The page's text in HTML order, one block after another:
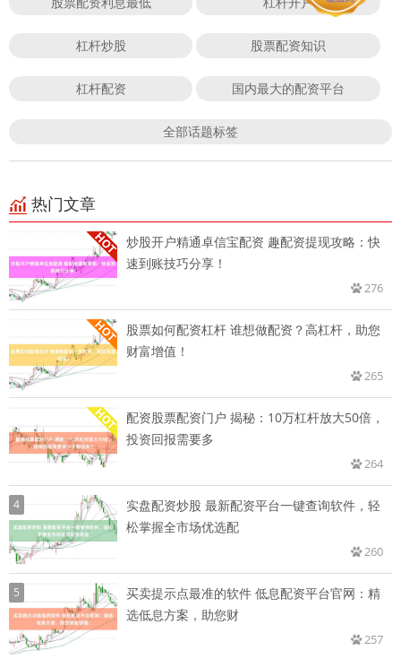
杠杆炒股 股票配资知识
杠杆配资 国内最大的配资平台
全部话题标签
热门文章
炒股开户精通卓信宝配资 趣配资提现攻略：快
速到账技巧分享！
276
股票如何配资杠杆 谁想做配资？高杠杆，助您
财富增值！
265
配资股票配资门户 揭秘：10万杠杆放大50倍，
投资回报需要多
264
4
实盘配资炒股 最新配资平台一键查询软件，轻
松掌握全市场优选配
260
5
买卖提示点最准的软件 低息配资平台官网：精
选低息方案，助您财
257